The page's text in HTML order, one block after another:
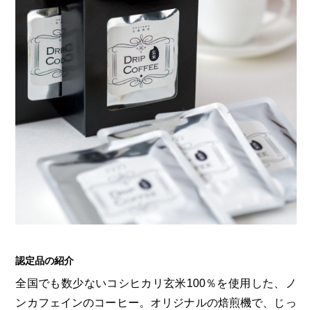
あの駅この駅
おのえきTIMES
せとうちの果実 清涼飲料水
雑貨シリーズ
恋するジャージー 瀬戸田レモン
蒜山ショコラ
蒜山ショコラクッキーズ
せとうちのおいしいシリーズ
生スフレ ふわり～ぬ
マップ・一覧から探す
カテゴリー・タグ・キーワードから探す
第16回 Re： 第15回 未来へつなぐ人
持続と進化 第13回 せとうちの海を育む山々
第11回 せとうち
第10回 岡山・備後の果物 第9回 岡山・備後のうめぇもん
岡山市 美作市/西粟倉村/奈義町/勝央町
第2回 真庭市/新庄村 第1回 新見市/高梁市/総社市/井原市/矢掛町
Urara
SAKU美SAKU楽
SETOUCHI TRAIN
La Malle de Bois
地酒列車
スローライフ列車
ABOUT
JR岡山の地域共生
ふるさとおこしプロジェクトとは
活動内容
認定品の紹介
全国でも数少ないコシヒカリ玄米100％を使用した、ノ
ンカフェインのコーヒー。オリジナルの焙煎機で、じっ